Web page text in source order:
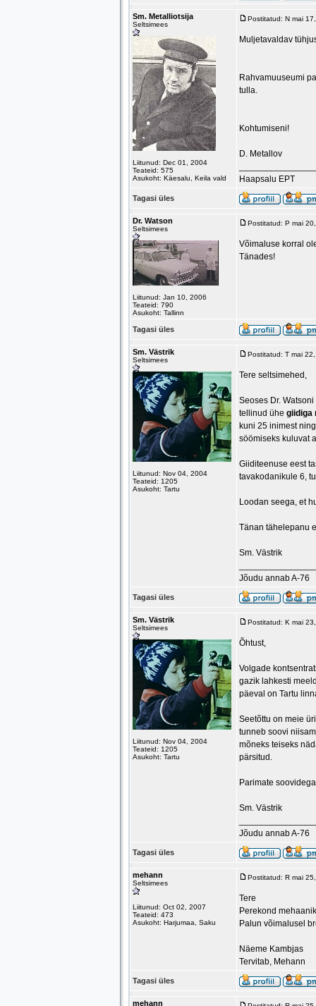
Sm. Metalliotsija
Seltsimees
Liitunud: Dec 01, 2004
Teateid: 575
Asukoht: Käesalu, Keila vald
Postitatud: N mai
Muljetavaldav
Rahvamuuseumi
tulla.
Kohtumiseni!
D. Metallov
Haapsalu EPT
Tagasi üles
Dr. Watson
Seltsimees
Liitunud: Jan 10, 2006
Teateid: 790
Asukoht: Tallinn
Postitatud: P mai
Võimaluse korral
Tänades!
Tagasi üles
Sm. Västrik
Seltsimees
Liitunud: Nov 04, 2004
Teateid: 1205
Asukoht: Tartu
Postitatud: T mai
Tere seltsimehed,
Seoses Dr.
tellinud ühe giidiga
kuni 25 inimest
söömiseks kuluvat
Giiditeenuse eest
tavakodanikule 6,
Loodan seega, et
Tänan tähelepanu
Sm. Västrik
Jõudu annab A-76
Tagasi üles
Sm. Västrik
Seltsimees
Liitunud: Nov 04, 2004
Teateid: 1205
Asukoht: Tartu
Postitatud: K mai
Õhtust,
Volgade
gazik lahkesti
päeval on Tartu
Seetõttu on meie
tunneb soovi
mõneks teiseks
pärsitud.
Parimate
Sm. Västrik
Jõudu annab A-76
Tagasi üles
mehann
Seltsimees
Liitunud: Oct 02, 2007
Teateid: 473
Asukoht: Harjumaa, Saku
Postitatud: R mai
Tere
Perekond
Palun võimalusel
Näeme Kambjas
Tervitab, Mehann
Tagasi üles
mehann